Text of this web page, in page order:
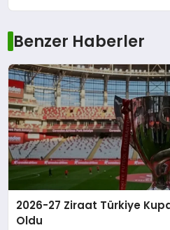
Benzer Haberler
2026-27 Ziraat Türkiye
Oldu